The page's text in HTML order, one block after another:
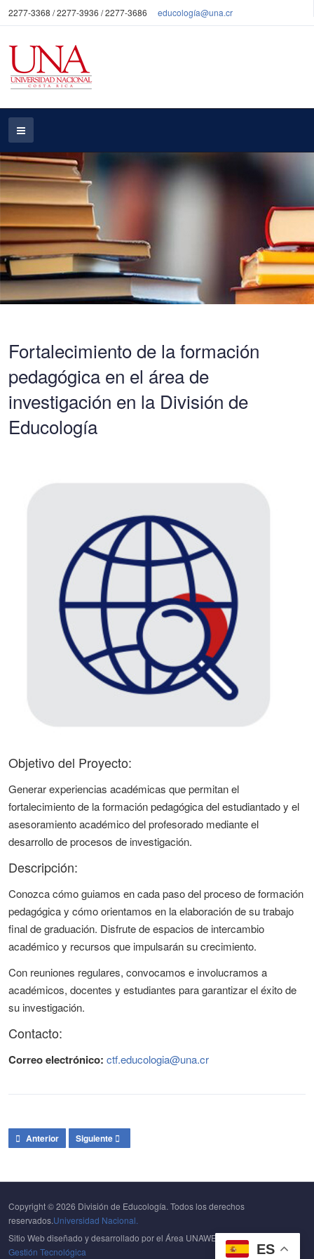
2277-3368 / 2277-3936 / 2277-3686 educología@una.cr
ES
Fortalecimiento de la formación
pedagógica en el área de
investigación en la División de
Educología
Objetivo del Proyecto:
Generar experiencias académicas que permitan el
fortalecimiento de la formación pedagógica del estudiantado y el
asesoramiento académico del profesorado mediante el
desarrollo de procesos de investigación.
Descripción:
Conozca cómo guiamos en cada paso del proceso de formación
pedagógica y cómo orientamos en la elaboración de su trabajo
final de graduación. Disfrute de espacios de intercambio
académico y recursos que impulsarán su crecimiento.
Con reuniones regulares, convocamos e involucramos a
académicos, docentes y estudiantes para garantizar el éxito de
su investigación.
Contacto:
Correo electrónico: ctf.educologia@una.cr
Artículo anterior: Gestión de la calidad en la Escuela de Secretariado
Anterior Artículo siguiente: Fortalecimiento de la mediación
Siguiente
Copyright © 2026 División de Educología. Todos los derechos
reservados.Universidad Nacional.
Sitio Web diseñado y desarrollado por el Área UNAWEB delCentro de
Gestión Tecnológica